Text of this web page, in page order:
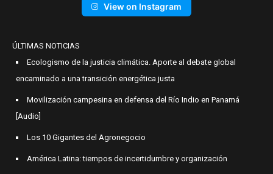
View on Instagram
ÚLTIMAS NOTICIAS
Ecologismo de la justicia climática. Aporte al debate global
encaminado a una transición energética justa
Movilización campesina en defensa del Río Indio en Panamá
[Audio]
Los 10 Gigantes del Agronegocio
América Latina: tiempos de incertidumbre y organización